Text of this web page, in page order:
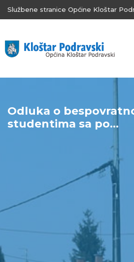
Službene stranice Općine Kloštar
Odluka o
studentima sa po...